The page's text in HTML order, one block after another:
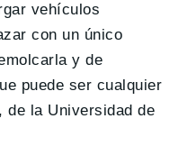
vehículos
con un único
y de
puede ser cualquier
de la Universidad de